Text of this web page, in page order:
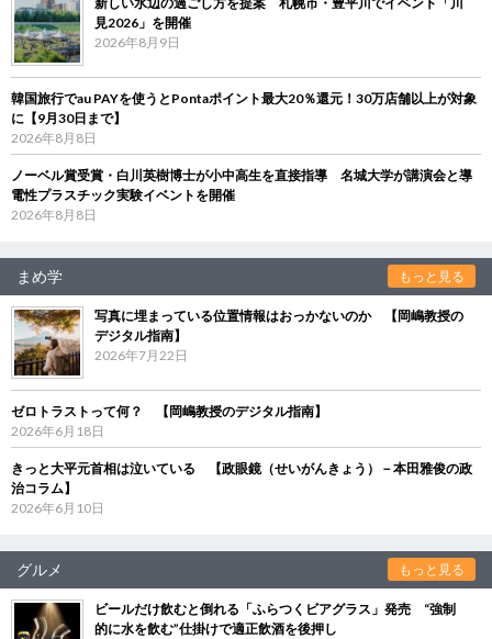
見2026」を開催
2026年8月9日
韓国旅行でau PAYを使うとPontaポイント最大20％還元！30万店舗以上が対象
に【9月30日まで】
2026年8月8日
ノーベル賞受賞・白川英樹博士が小中高生を直接指導 名城大学が講演会と導
電性プラスチック実験イベントを開催
2026年8月8日
まめ学 もっと見る
写真に埋まっている位置情報はおっかないのか 【岡嶋教授の
デジタル指南】
2026年7月22日
ゼロトラストって何？ 【岡嶋教授のデジタル指南】
2026年6月18日
きっと大平元首相は泣いている 【政眼鏡（せいがんきょう）－本田雅俊の政
治コラム】
2026年6月10日
グルメ もっと見る
ビールだけ飲むと倒れる「ふらつくビアグラス」発売 “強制
的に水を飲む”仕掛けで適正飲酒を後押し